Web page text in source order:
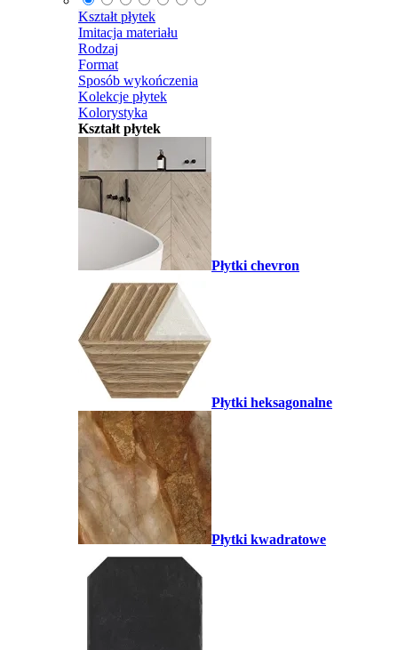
Kształt płytek
Imitacja materiału
Rodzaj
Format
Sposób wykończenia
Kolekcje płytek
Kolorystyka
Kształt płytek
Płytki chevron
Płytki heksagonalne
Płytki kwadratowe